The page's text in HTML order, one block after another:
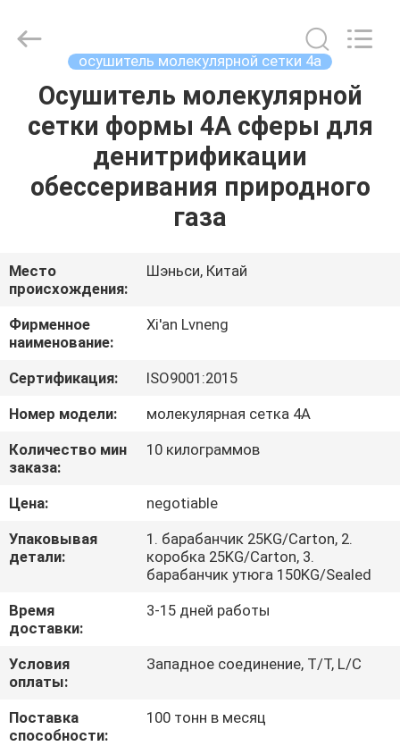
ДОМОЙ
ПРОДУКЦИЯ
VR
ШОУ
О
НАС
ЭКСКУРСИЯ
ПО
ЗАВОДУ
КОНТРОЛЬ
СВЯЖИТЕСЬ
С
НАМИ
Technology
Co.,Ltd..
осушитель молекулярной сетки 4а
Осушитель молекулярной
сетки формы 4A сферы для
денитрификации
обессеривания природного
газа
Место
происхождения:
Шэньси, Китай
Фирменное
наименование:
Xi'an Lvneng
Сертификация:
ISO9001:2015
Номер модели:
молекулярная сетка 4A
Количество мин
заказа:
10 килограммов
Цена:
negotiable
Упаковывая
детали:
1. барабанчик 25KG/Carton, 2.
коробка 25KG/Carton, 3.
барабанчик утюга 150KG/Sealed
Время
доставки:
3-15 дней работы
Условия
оплаты:
Западное соединение, T/T, L/C
Поставка
способности:
100 тонн в месяц